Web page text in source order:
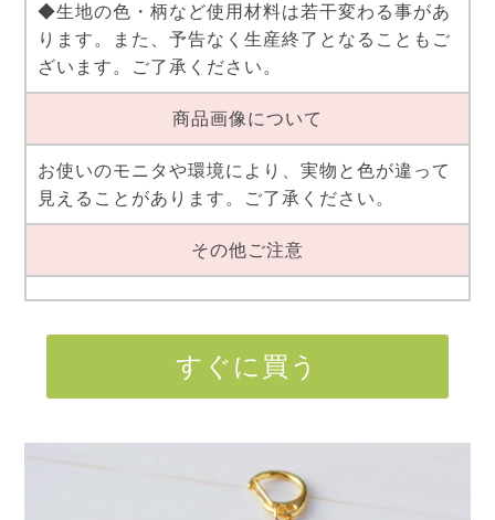
◆生地の色・柄など使用材料は若干変わる事があ
ります。また、予告なく生産終了となることもご
ざいます。ご了承ください。
商品画像について
お使いのモニタや環境により、実物と色が違って
見えることがあります。ご了承ください。
その他ご注意
すぐに買う